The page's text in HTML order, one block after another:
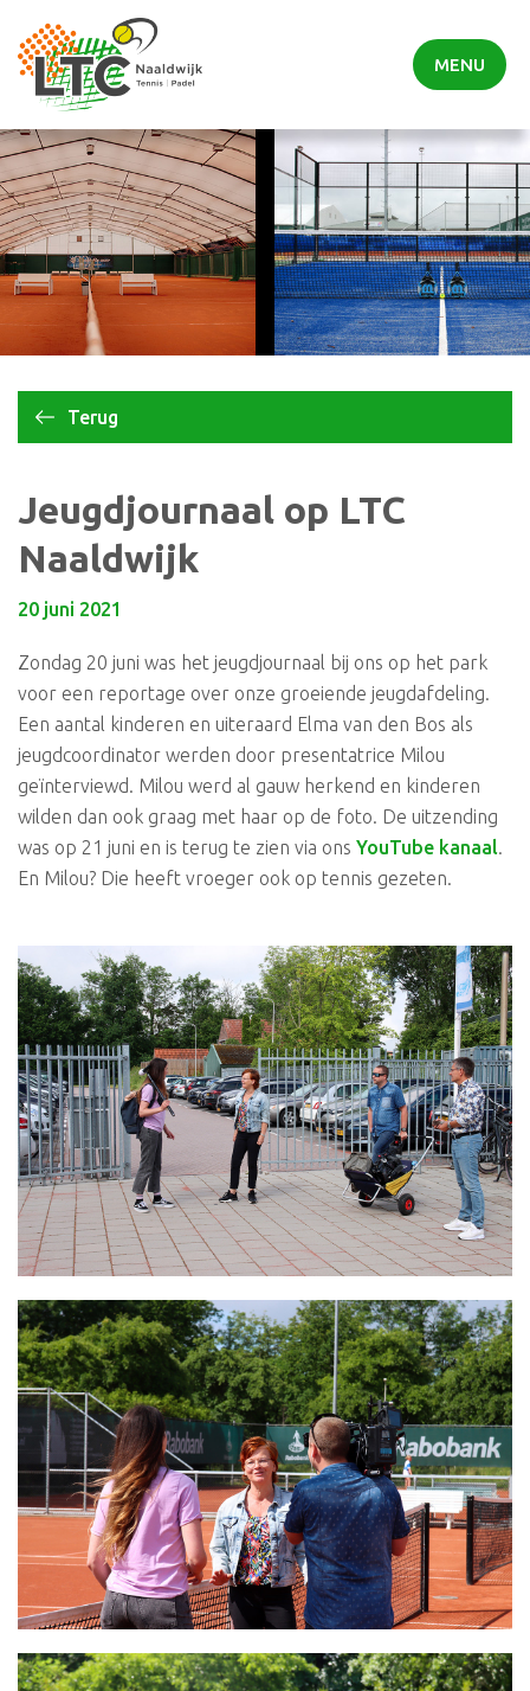
MENU
Terug
Jeugdjournaal op LTC
Naaldwijk
20 juni 2021
Zondag 20 juni was het jeugdjournaal bij ons op het park
voor een reportage over onze groeiende jeugdafdeling.
Een aantal kinderen en uiteraard Elma van den Bos als
jeugdcoordinator werden door presentatrice Milou
geïnterviewd. Milou werd al gauw herkend en kinderen
wilden dan ook graag met haar op de foto. De uitzending
was op 21 juni en is terug te zien via ons YouTube kanaal.
En Milou? Die heeft vroeger ook op tennis gezeten.